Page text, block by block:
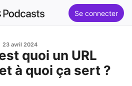
Se connecter
23 avril 2024
quoi un URL
à quoi ça sert ?